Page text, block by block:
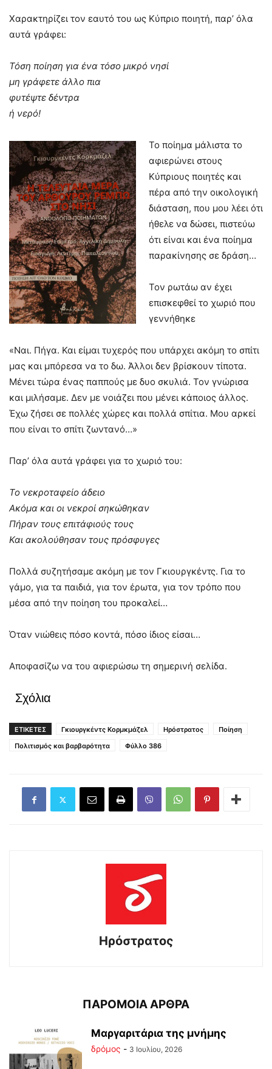
Χαρακτηρίζει τον εαυτό του ως Κύπριο ποιητή, παρ’ όλα
αυτά γράφει:
Τόση ποίηση για ένα τόσο μικρό νησί
μη γράφετε άλλο πια
φυτέψτε δέντρα
ή νερό!
Το ποίημα μάλιστα το
αφιερώνει στους
Κύπριους ποιητές και
πέρα από την οικολογική
διάσταση, που μου λέει ότι
ήθελε να δώσει, πιστεύω
ότι είναι και ένα ποίημα
παρακίνησης σε δράση…
Τον ρωτάω αν έχει
επισκεφθεί το χωριό που
γεννήθηκε
«Ναι. Πήγα. Και είμαι τυχερός που υπάρχει ακόμη το σπίτι
μας και μπόρεσα να το δω. Άλλοι δεν βρίσκουν τίποτα.
Μένει τώρα ένας παππούς με δυο σκυλιά. Τον γνώρισα
και μιλήσαμε. Δεν με νοιάζει που μένει κάποιος άλλος.
Έχω ζήσει σε πολλές χώρες και πολλά σπίτια. Μου αρκεί
που είναι το σπίτι ζωντανό…»
Παρ’ όλα αυτά γράφει για το χωριό του:
Το νεκροταφείο άδειο
Ακόμα και οι νεκροί σηκώθηκαν
Πήραν τους επιτάφιούς τους
Και ακολούθησαν τους πρόσφυγες
Πολλά συζητήσαμε ακόμη με τον Γκιουργκέντς. Για το
γάμο, για τα παιδιά, για τον έρωτα, για τον τρόπο που
μέσα από την ποίηση του προκαλεί…
Όταν νιώθεις πόσο κοντά, πόσο ίδιος είσαι…
Αποφασίζω να του αφιερώσω τη σημερινή σελίδα.
Σχόλια
ΕΤΙΚΕΤΕΣ Γκιουργκέντς Κορμκμάζελ Ηρόστρατος
Ποίηση
Πολιτισμός και βαρβαρότητα
Φύλλο 386
Ηρόστρατος
ΠΑΡΟΜΟΙΑ ΑΡΘΡΑ
Μαργαριτάρια της μνήμης
δρόμος - 3 Ιουλίου, 2026